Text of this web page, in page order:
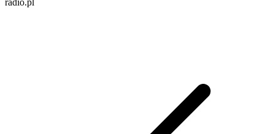
radio.pl